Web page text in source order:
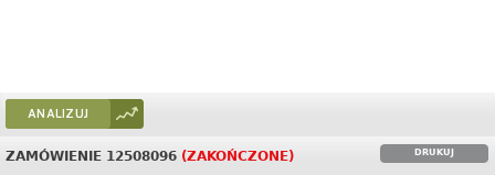
ANALIZUJ
DRUKUJ
ZAMÓWIENIE 12508096 (ZAKOŃCZONE)